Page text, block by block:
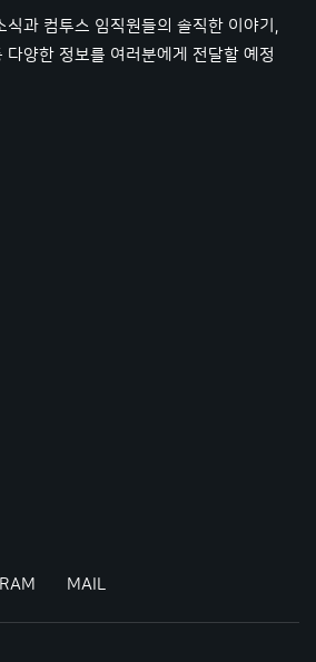
식과 컴투스 임직원들의 솔직한 이야기,
양한 정보를 여러분에게 전달할 예정
MAIL